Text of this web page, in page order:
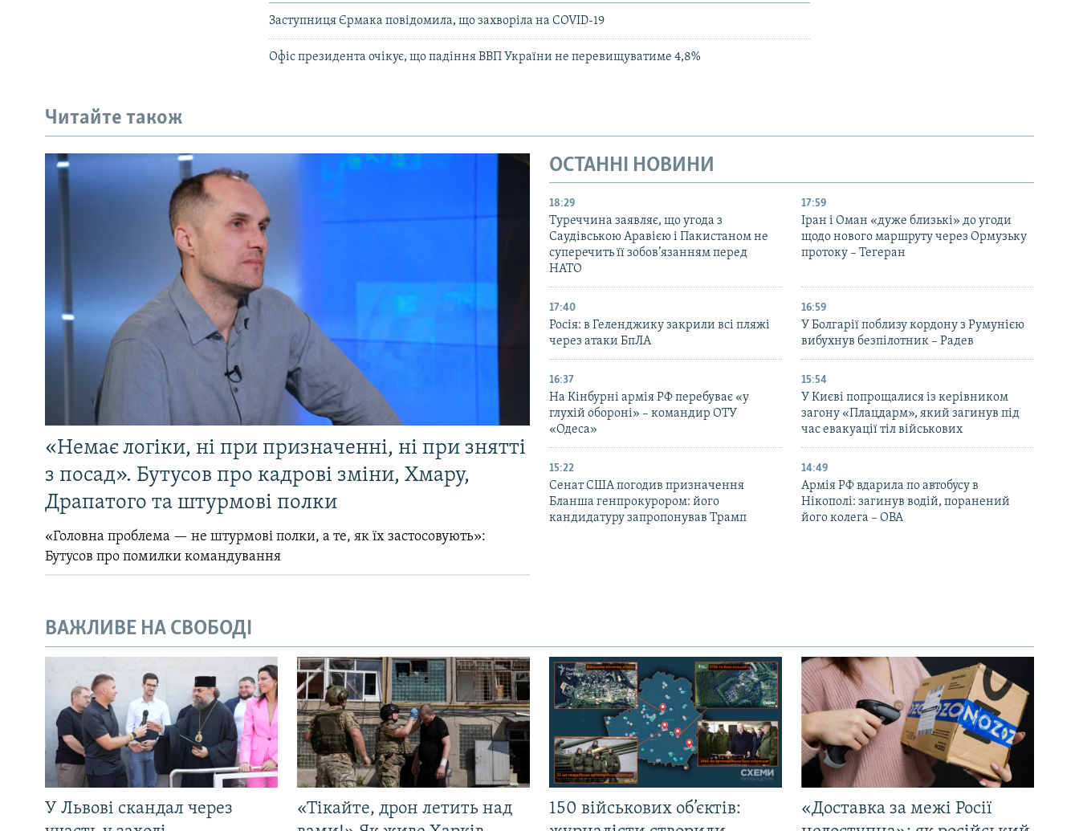
Заступниця Єрмака повідомила, що захворіла на COVID-19
Офіс президента очікує, що падіння ВВП України не перевищуватиме 4,8%
Читайте також
«Немає логіки, ні при призначенні, ні при знятті
з посад». Бутусов про кадрові зміни, Хмару,
Драпатого та штурмові полки
«Головна проблема — не штурмові полки, а те, як їх застосовують»:
Бутусов про помилки командування
ОСТАННІ НОВИНИ
18:29
Туреччина заявляє, що угода з
Саудівською Аравією і Пакистаном не
суперечить її зобов’язанням перед
НАТО
17:59
Іран і Оман «дуже близькі» до угоди
щодо нового маршруту через Ормузьку
протоку – Тегеран
17:40
Росія: в Геленджику закрили всі пляжі
через атаки БпЛА
16:59
У Болгарії поблизу кордону з Румунією
вибухнув безпілотник – Радев
16:37
На Кінбурні армія РФ перебуває «у
глухій обороні» – командир ОТУ
«Одеса»
15:54
У Києві попрощалися із керівником
загону «Плацдарм», який загинув під
час евакуації тіл військових
15:22
Сенат США погодив призначення
Бланша генпрокурором: його
кандидатуру запропонував Трамп
14:49
Армія РФ вдарила по автобусу в
Нікополі: загинув водій, поранений
його колега – ОВА
ВАЖЛИВЕ НА СВОБОДІ
У Львові скандал через
«Тікайте, дрон летить над
150 військових об’єктів:
«Доставка за межі Росії